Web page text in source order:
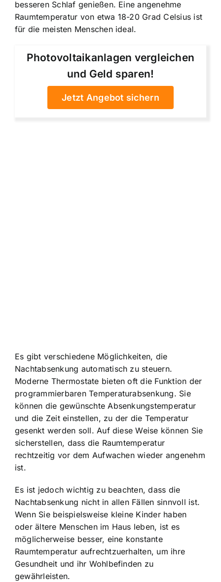
besseren Schlaf genießen. Eine angenehme
Raumtemperatur von etwa 18-20 Grad Celsius ist
für die meisten Menschen ideal.
Photovoltaikanlagen vergleichen
und Geld sparen!
Jetzt Angebot sichern
Es gibt verschiedene Möglichkeiten, die
Nachtabsenkung automatisch zu steuern.
Moderne Thermostate bieten oft die Funktion der
programmierbaren Temperaturabsenkung. Sie
können die gewünschte Absenkungstemperatur
und die Zeit einstellen, zu der die Temperatur
gesenkt werden soll. Auf diese Weise können Sie
sicherstellen, dass die Raumtemperatur
rechtzeitig vor dem Aufwachen wieder angenehm
ist.
Es ist jedoch wichtig zu beachten, dass die
Nachtabsenkung nicht in allen Fällen sinnvoll ist.
Wenn Sie beispielsweise kleine Kinder haben
oder ältere Menschen im Haus leben, ist es
möglicherweise besser, eine konstante
Raumtemperatur aufrechtzuerhalten, um ihre
Gesundheit und ihr Wohlbefinden zu
gewährleisten.